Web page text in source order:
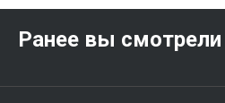
Ранее вы смотрели